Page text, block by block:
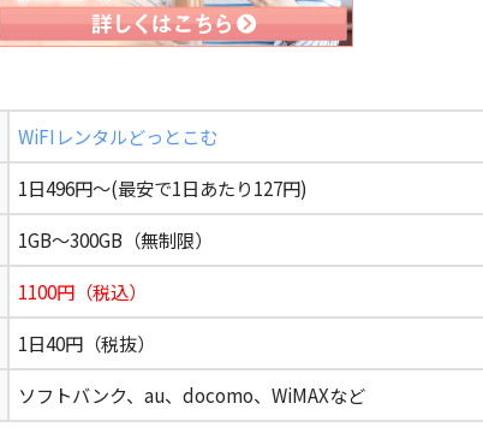
WiFIレンタルどっとこむ
1日496円～(最安で1日あたり127円)
1GB～300GB（無制限）
1100円（税込）
1日40円（税抜）
ソフトバンク、au、docomo、WiMAXなど